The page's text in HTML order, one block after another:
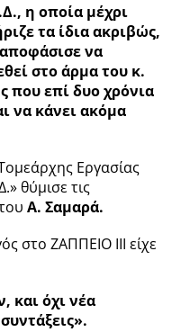
η οποία μέχρι
τα ίδια ακριβώς,
να
στο άρμα του κ.
που επί δυο χρόνια
να κάνει ακόμα
Εργασίας
θύμισε τις
Α. Σαμαρά.
στο ΖΑΠΠΕΙΟ ΙΙΙ είχε
και όχι νέα